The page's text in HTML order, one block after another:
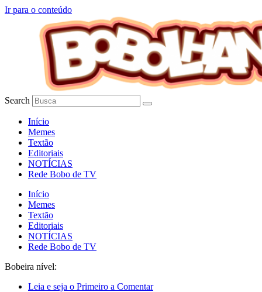
Ir para o conteúdo
Search
Início
Memes
Textão
Editoriais
NOTÍCIAS
Rede Bobo de TV
Início
Memes
Textão
Editoriais
NOTÍCIAS
Rede Bobo de TV
Bobeira nível:
Leia e seja o Primeiro a Comentar